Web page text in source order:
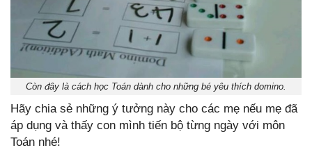
Còn đây là cách học Toán dành cho những bé yêu thích domino.
Hãy chia sẻ những ý tưởng này cho các mẹ nếu mẹ đã
áp dụng và thấy con mình tiến bộ từng ngày với môn
Toán nhé!